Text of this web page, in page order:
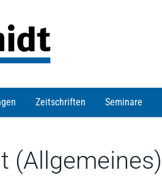
Zeitschriften Seminare
(Allgemeines)